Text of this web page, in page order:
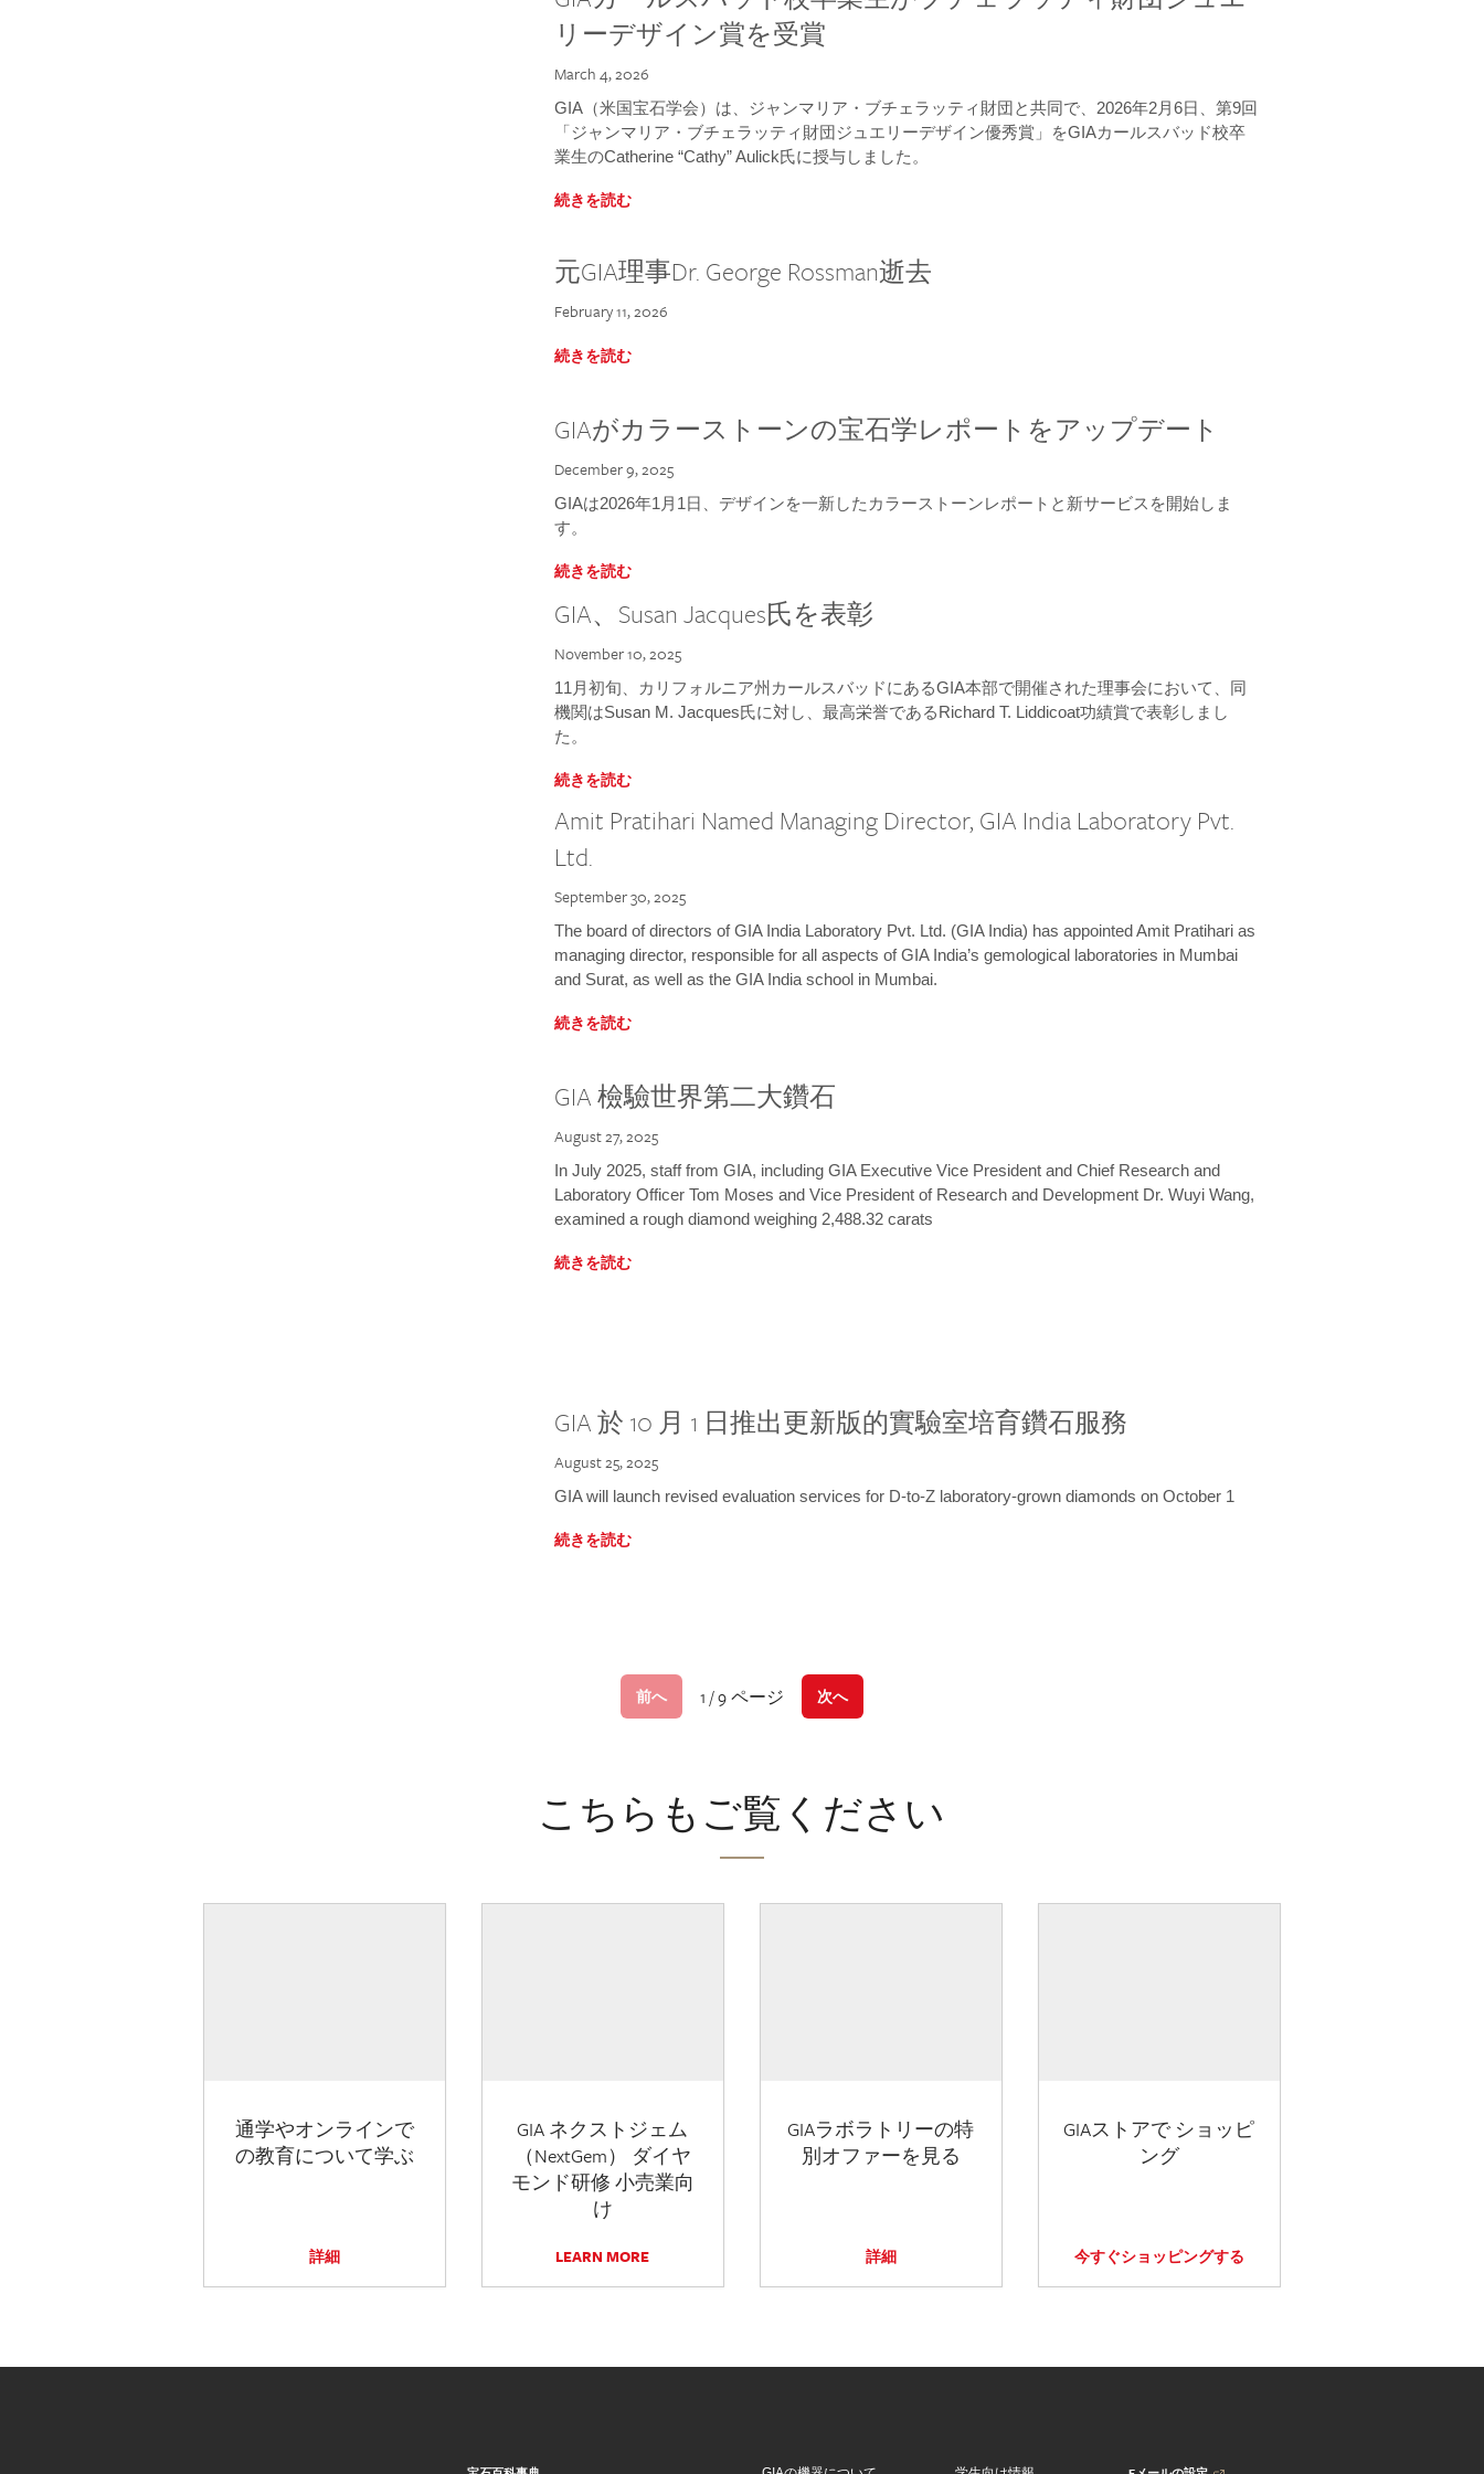
リーデザイン賞を受賞
March 4, 2026
GIA（米国宝石学会）は、ジャンマリア・ブチェラッティ財団と共同で、2026年2月6日、第9回
「ジャンマリア・ブチェラッティ財団ジュエリーデザイン優秀賞」をGIAカールスバッド校卒
業生のCatherine “Cathy” Aulick氏に授与しました。
続きを読む
元GIA理事Dr. George Rossman逝去
February 11, 2026
続きを読む
GIAがカラーストーンの宝石学レポートをアップデート
December 9, 2025
GIAは2026年1月1日、デザインを一新したカラーストーンレポートと新サービスを開始しま
す。
続きを読む
GIA、Susan Jacques氏を表彰
November 10, 2025
11月初旬、カリフォルニア州カールスバッドにあるGIA本部で開催された理事会において、同
機関はSusan M. Jacques氏に対し、最高栄誉であるRichard T. Liddicoat功績賞で表彰しまし
た。
続きを読む
Amit Pratihari Named Managing Director, GIA India Laboratory Pvt.
Ltd.
September 30, 2025
The board of directors of GIA India Laboratory Pvt. Ltd. (GIA India) has appointed Amit Pratihari as
managing director, responsible for all aspects of GIA India’s gemological laboratories in Mumbai
and Surat, as well as the GIA India school in Mumbai.
続きを読む
GIA 檢驗世界第二大鑽石
August 27, 2025
In July 2025, staff from GIA, including GIA Executive Vice President and Chief Research and
Laboratory Officer Tom Moses and Vice President of Research and Development Dr. Wuyi Wang,
examined a rough diamond weighing 2,488.32 carats
続きを読む
GIA 於 10 月 1 日推出更新版的實驗室培育鑽石服務
August 25, 2025
GIA will launch revised evaluation services for D-to-Z laboratory-grown diamonds on October 1
続きを読む
前へ 1 / 9 ページ 次へ
こちらもご覧ください
通学やオンラインで
の教育について学ぶ
詳細
GIA ネクストジェム
（NextGem） ダイヤ
モンド研修 小売業向
け
LEARN MORE
GIAラボラトリーの特
別オファーを見る
詳細
GIAストアで ショッピ
ング
今すぐショッピングする